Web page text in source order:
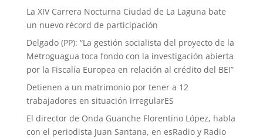
La XIV Carrera Nocturna Ciudad de La Laguna bate
un nuevo récord de participación
Delgado (PP): “La gestión socialista del proyecto de la
Metroguagua toca fondo con la investigación abierta
por la Fiscalía Europea en relación al crédito del BEI”
Detienen a un matrimonio por tener a 12
trabajadores en situación irregularES
El director de Onda Guanche Florentino López, habla
con el periodista Juan Santana, en esRadio y Radio